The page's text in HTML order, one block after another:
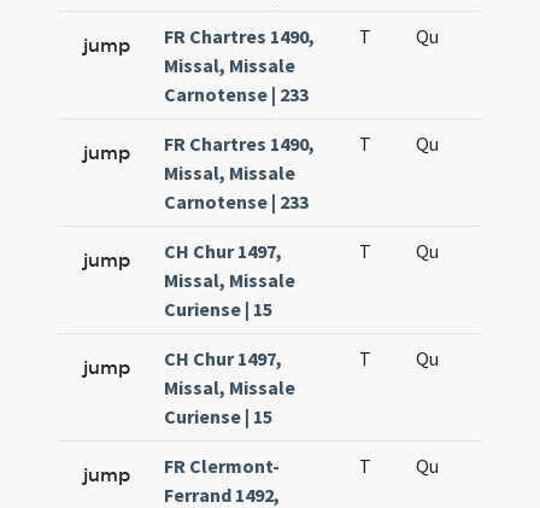
jump
FR Chartres 1490,
Missal, Missale
Carnotense | 233
T Qu
jump
FR Chartres 1490,
Missal, Missale
Carnotense | 233
T Qu
jump
CH Chur 1497,
Missal, Missale
Curiense | 15
T Qu
jump
CH Chur 1497,
Missal, Missale
Curiense | 15
T Qu
jump
FR Clermont-
Ferrand 1492,
T Qu